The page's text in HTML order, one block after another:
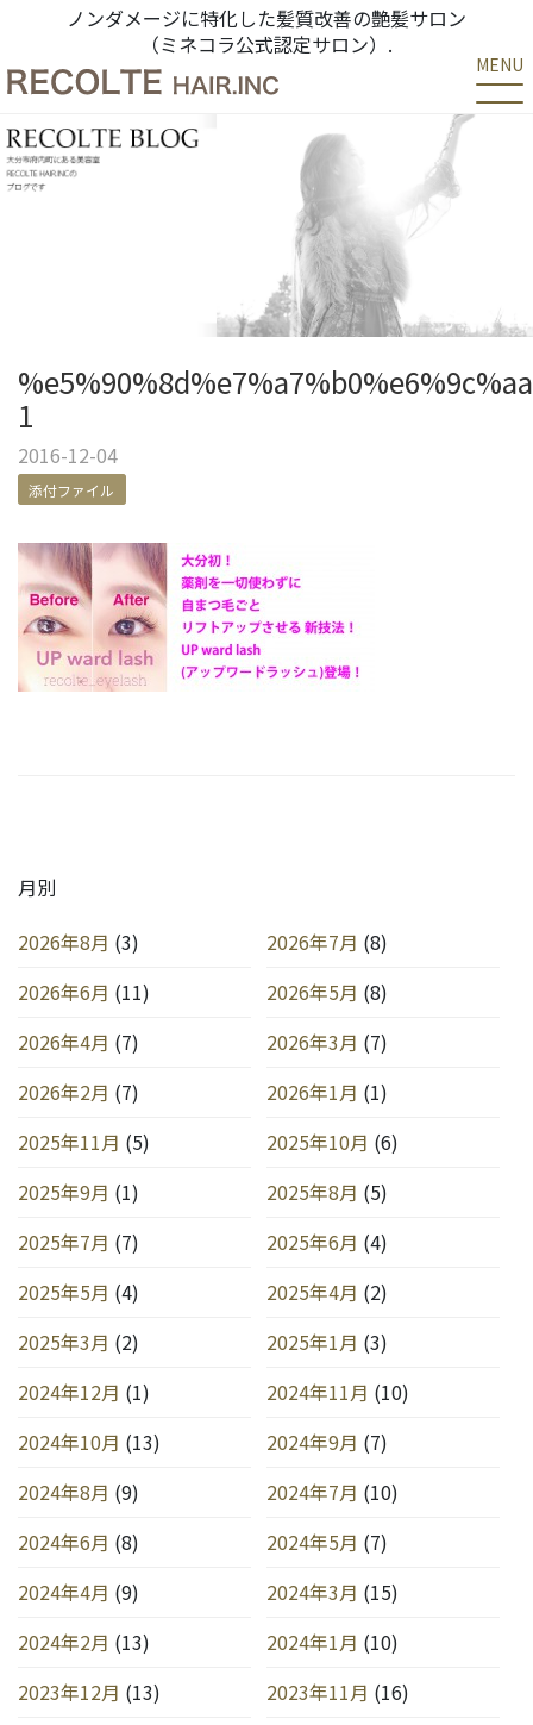
ノンダメージに特化した髪質改善の艶髪サロン
（ミネコラ公式認定サロン）.
MENU
1
2016-12-04
添付ファイル
月別
2026年8月 (3) 2026年7月 (8)
2026年6月 (11) 2026年5月 (8)
2026年4月 (7) 2026年3月 (7)
2026年2月 (7) 2026年1月 (1)
2025年11月 (5) 2025年10月 (6)
2025年9月 (1) 2025年8月 (5)
2025年7月 (7) 2025年6月 (4)
2025年5月 (4) 2025年4月 (2)
2025年3月 (2) 2025年1月 (3)
2024年12月 (1) 2024年11月 (10)
2024年10月 (13) 2024年9月 (7)
2024年8月 (9) 2024年7月 (10)
2024年6月 (8) 2024年5月 (7)
2024年4月 (9) 2024年3月 (15)
2024年2月 (13) 2024年1月 (10)
2023年12月 (13) 2023年11月 (16)